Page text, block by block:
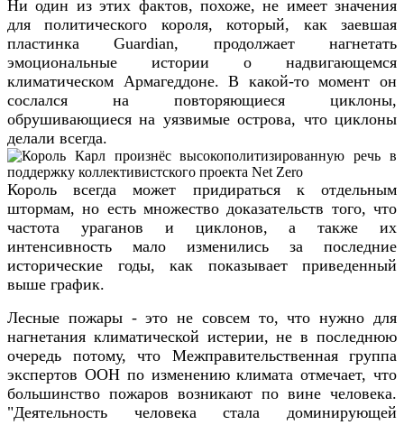
Ни один из этих фактов, похоже, не имеет значения
для политического короля, который, как заевшая
пластинка Guardian, продолжает нагнетать
эмоциональные истории о надвигающемся
климатическом Армагеддоне. В какой-то момент он
сослался на повторяющиеся циклоны,
обрушивающиеся на уязвимые острова, что циклоны
делали всегда.
Король всегда может придираться к отдельным
штормам, но есть множество доказательств того, что
частота ураганов и циклонов, а также их
интенсивность мало изменились за последние
исторические годы, как показывает приведенный
выше график.
Лесные пожары - это не совсем то, что нужно для
нагнетания климатической истерии, не в последнюю
очередь потому, что Межправительственная группа
экспертов ООН по изменению климата отмечает, что
большинство пожаров возникают по вине человека.
"Деятельность человека стала доминирующей